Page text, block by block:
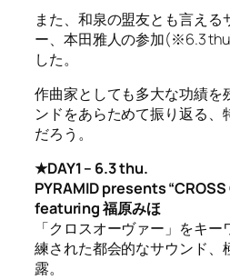
また、和泉の盟友とも言える
ー、本田雅人の参加(※6.3
した。
作曲家としても多大な功績を
ンドをあらためて振り返る、
だろう。
★DAY1 – 6.3 thu.
PYRAMID presents “CROSS
featuring 福原みほ
「クロスオーヴァー」をキ
練された都会的なサウンド、
露。